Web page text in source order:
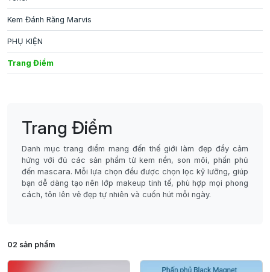
Kem Đánh Răng Marvis
PHỤ KIỆN
Trang Điểm
Trang Điểm
Danh mục trang điểm mang đến thế giới làm đẹp đầy cảm
hứng với đủ các sản phẩm từ kem nền, son môi, phấn phủ
đến mascara. Mỗi lựa chọn đều được chọn lọc kỹ lưỡng, giúp
bạn dễ dàng tạo nên lớp makeup tinh tế, phù hợp mọi phong
cách, tôn lên vẻ đẹp tự nhiên và cuốn hút mỗi ngày.
02 sản phẩm